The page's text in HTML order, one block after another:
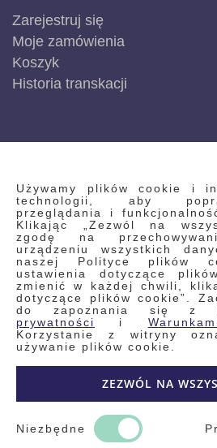
Używamy plików cookie i
technologii, aby
przeglądania i
Klikając „Zezwól na
zgodę na
urządzeniu wszystkich
naszej Polityce plików
ustawienia dotyczące
zmienić w każdej chwili,
dotyczące plików cookie”.
do zapoznania się z
prywatności
i
Korzystanie z witryny
używanie plików cookie.
ZEZWÓL NA
Niezbędne
Zarejestruj się
Moje zamówienia
Koszyk
Historia transkacji
INFORMACJE
Regulamin
Polityka prywatności i pliki
Wyszukiwane frazy
Wyszukiwanie zaawansowane
Zamówienia
Skontaktuj się z nami
Odstąp od umowy
Kontakt